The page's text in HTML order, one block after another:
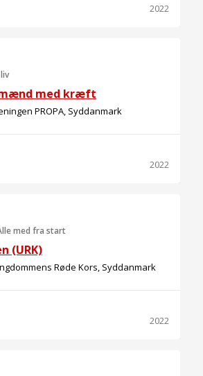
2022
med kræft
PROPA, Syddanmark
2022
med fra start
(URK)
Røde Kors, Syddanmark
2022